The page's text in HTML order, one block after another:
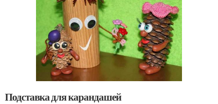
Подставка для карандашей